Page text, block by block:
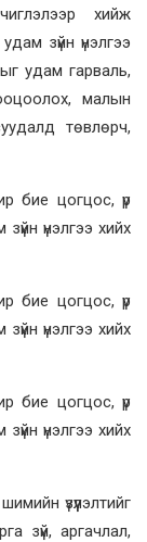
хийж
зүйн үнэлгээ
удам гарваль,
малын
төвлөрч,
үзүүлэлтийг
зүй, аргачлал,